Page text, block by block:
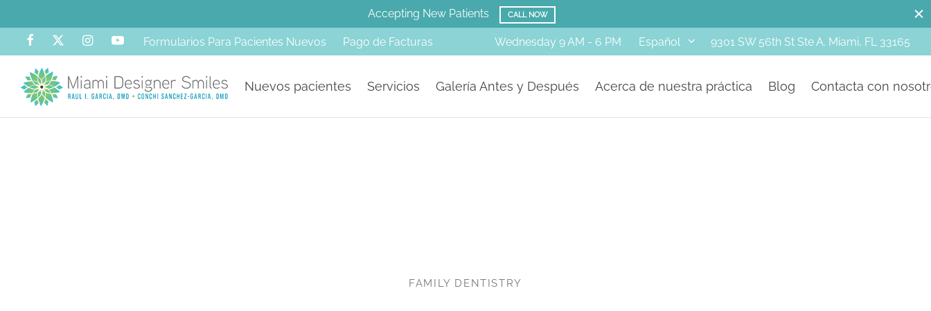
Accepting New Patients CALL NOW
Formularios Para Pacientes Nuevos Pago de Facturas Wednesday 9 AM - 6 PM Español 9301 SW 56th St Ste A. Miami, FL 33165
Nuevos pacientes Servicios Galería Antes y Después Acerca de nuestra práctica Blog Contacta con
FAMILY DENTISTRY